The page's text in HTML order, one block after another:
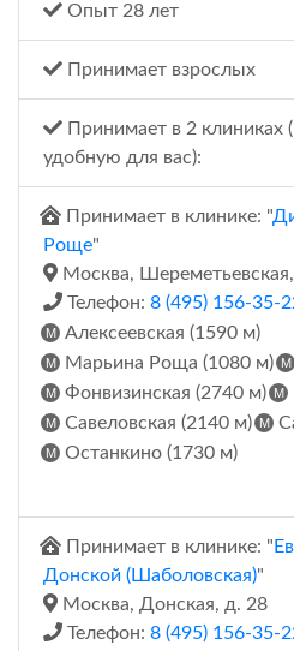
Опыт 28 лет
Принимает взрослых
Принимает в 2 клиниках
удобную для вас):
Принимает в клинике: "
Роще"
Москва,
Телефон: 8 (495) 156-35-
Алексеевская (1590 м)
Марьина Роща (1080 м)
Фонвизинская (2740 м)
Савеловская (2140 м)
Останкино (1730 м)
Принимает в клинике: "
Донской (Шаболовская)"
Москва, Донская, д. 28
Телефон: 8 (495) 156-35-